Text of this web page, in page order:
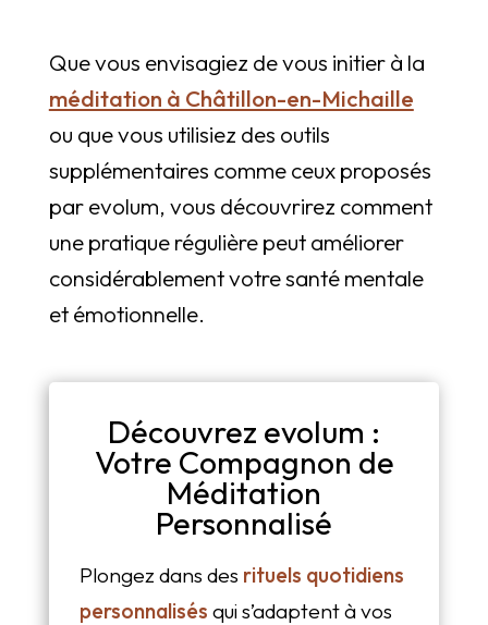
Que vous envisagiez de vous initier à la
méditation à Châtillon-en-Michaille
ou que vous utilisiez des outils
supplémentaires comme ceux proposés
par evolum, vous découvrirez comment
une pratique régulière peut améliorer
considérablement votre santé mentale
et émotionnelle.
Découvrez evolum :
Votre Compagnon de
Méditation
Personnalisé
Plongez dans des rituels quotidiens
personnalisés qui s’adaptent à vos